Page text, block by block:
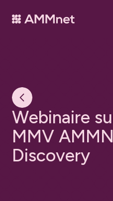
Webinaire su
MMV AMMN
Discovery